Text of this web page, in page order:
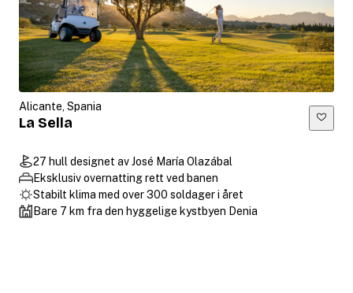
Alicante, Spania
La Sella
27 hull designet av José María Olazábal
Eksklusiv overnatting rett ved banen
Stabilt klima med over 300 soldager i året
Bare 7 km fra den hyggelige kystbyen Denia